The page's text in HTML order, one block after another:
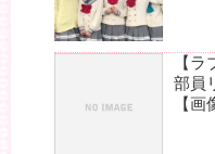
【
部員
【画